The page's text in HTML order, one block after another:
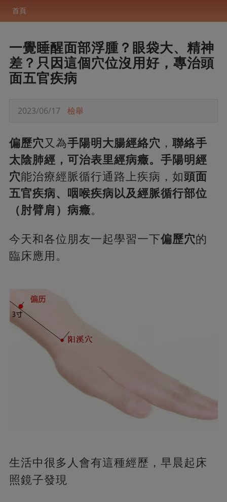
首頁
一覺睡醒面部浮腫？眼袋大、精神
差？只因這個穴位沒用好，專治頭
面五官疾病
2023/06/17 檢舉
偏歷穴 又為手陽明大腸經絡穴 ， 聯絡手
太陰肺經，可治表里經病癥。手陽明經
穴能治療經脈循行通路上疾病，如頭面
五官疾病、咽喉疾病以及經脈循行部位
（肘臂肩）病癥。
今天和各位朋友一起學習一下偏歷穴的
臨床應用。
生活中很多人會有這種經歷， 早晨起床
照鏡子發現